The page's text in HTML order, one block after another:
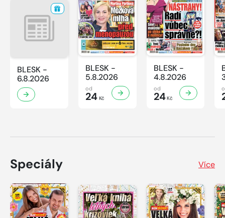
BLESK -
6.8.2026
BLESK -
5.8.2026
od
24Kč
BLESK -
4.8.2026
od
24Kč
Speciály Více